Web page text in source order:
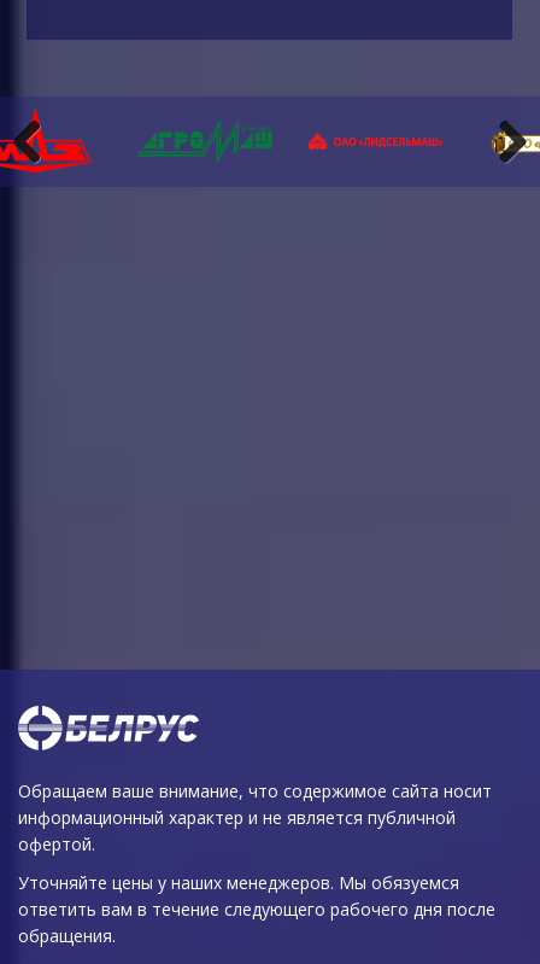
Обращаем ваше внимание, что содержимое сайта носит
информационный характер и не является публичной
офертой.
Уточняйте цены у наших менеджеров. Мы обязуемся
ответить вам в течение следующего рабочего дня после
обращения.